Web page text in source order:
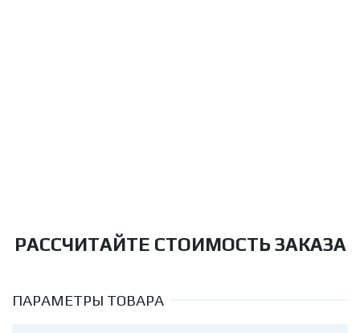
РАССЧИТАЙТЕ СТОИМОСТЬ ЗАКАЗА
ПАРАМЕТРЫ ТОВАРА